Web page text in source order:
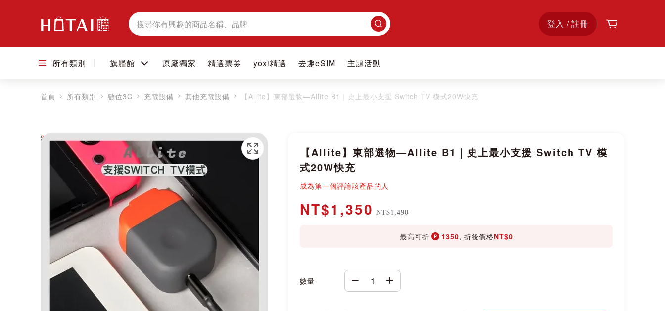
登入 / 註冊
搜
尋
搜
尋
所有類別 旗艦館 原廠獨家 精選票券 yoxi精選 去趣eSIM 主題活動
首頁 所有類別 數位3C 充電設備 其他充電設備 【Allite】東部選物—Allite B1｜史上最小支援 Switch TV 模式20W快充
跳到圖片庫的末尾
【Allite】東部選物—Allite B1｜史上最小支援 Switch TV 模
式20W快充
成為第一個評論該產品的人
NT$1,350 NT$1,490
最高可折 1350, 折後價格NT$0
數量